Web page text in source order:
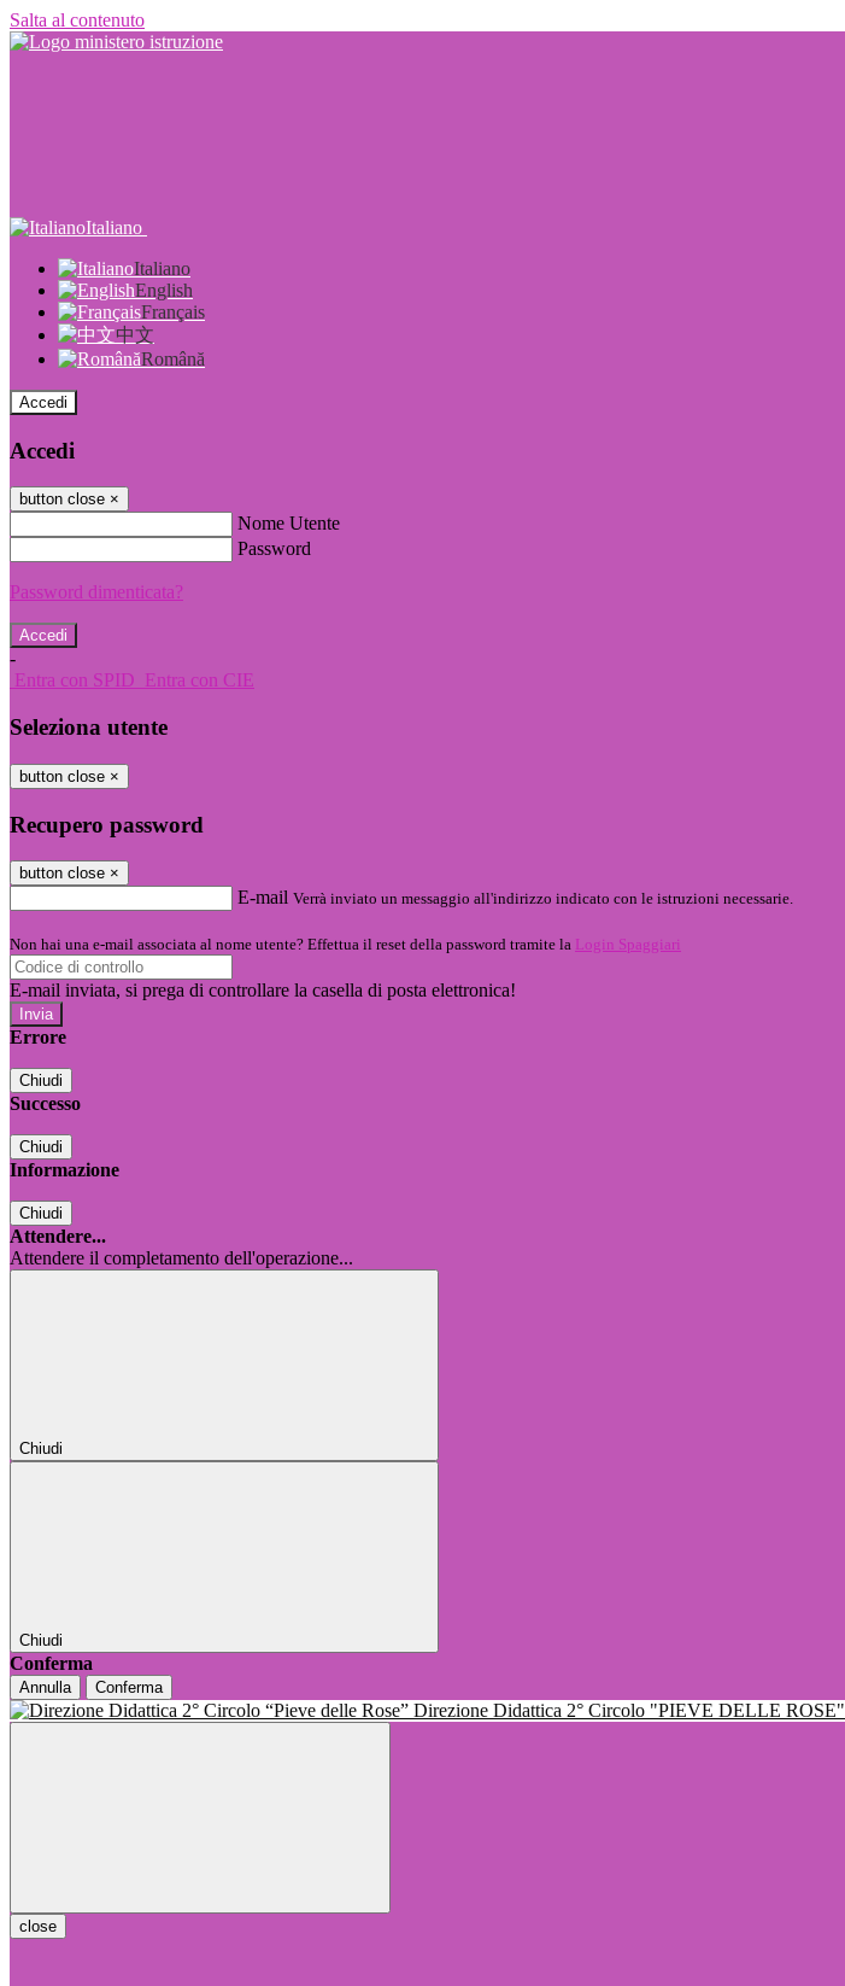
Salta al contenuto
Italiano
Italiano
English
Français
中文
Română
Accedi
Accedi
button close ×
Nome Utente
Password
Password dimenticata?
-
Entra con SPID Entra con CIE
Seleziona utente
button close ×
Recupero password
button close ×
E-mail Verrà inviato un messaggio all'indirizzo indicato con le istruzioni necessarie.
Non hai una e-mail associata al nome utente? Effettua il reset della password tramite la Login Spaggiari
E-mail inviata, si prega di controllare la casella di posta elettronica!
Errore
Chiudi
Successo
Chiudi
Informazione
Chiudi
Attendere...
Attendere il completamento dell'operazione...
Chiudi
Chiudi
Conferma
Annulla Conferma
Direzione Didattica 2° Circolo "PIEVE DELLE ROSE"
close